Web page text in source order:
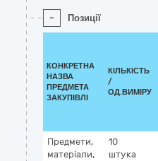
- Позиції
КОНКРЕТНА
НАЗВА
ПРЕДМЕТА
ЗАКУПІВЛІ
КІЛЬКІСТЬ
/
ОД.ВИМІРУ
Предмети,
матеріали,
10
штука